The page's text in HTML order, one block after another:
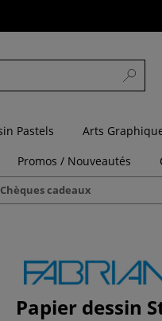
Pastels Arts
Promos / Nouveautés
Chèques cadeaux
Papier dessin